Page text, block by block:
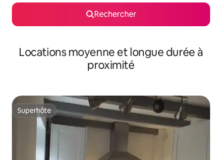
Rechercher
Locations moyenne et longue durée à
proximité
Superhôte
Superhôte